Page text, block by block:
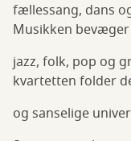
fællessang, dans
Musikken
jazz, folk, pop og
kvartetten folder
og sanselige